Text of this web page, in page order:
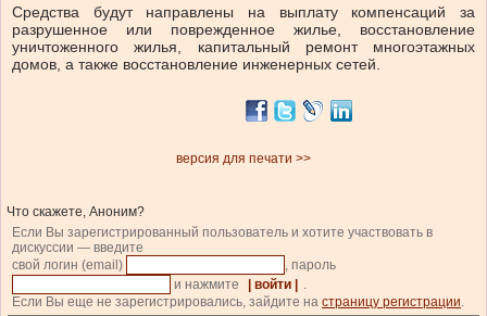
Средства будут направлены на выплату компенсаций за
разрушенное или поврежденное жилье, восстановление
уничтоженного жилья, капитальный ремонт многоэтажных
домов, а также восстановление инженерных сетей.
версия для печати >>
Что скажете, Аноним?
Если Вы зарегистрированный пользователь и хотите участвовать в
дискуссии — введите
свой логин (email)
, пароль
и нажмите
| войти |
.
Если Вы еще не зарегистрировались, зайдите на страницу регистрации.